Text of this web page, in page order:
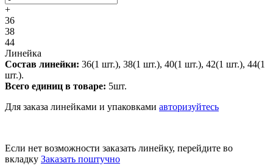
+
36
38
44
Линейка
Состав линейки: 36(1 шт.), 38(1 шт.), 40(1 шт.), 42(1 шт.), 44(1
шт.).
Всего единиц в товаре: 5шт.
Для заказа линейками и упаковками авторизуйтесь
Если нет возможности заказать линейку, перейдите во
вкладку Заказать поштучно